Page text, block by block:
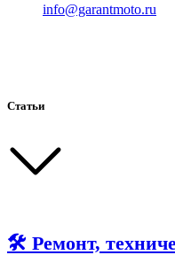
info@garantmoto.ru
Статьи
🛠 Ремонт,